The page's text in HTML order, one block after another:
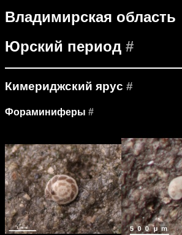
Владимирская область
Юрский период #
Кимериджский ярус #
Фораминиферы #